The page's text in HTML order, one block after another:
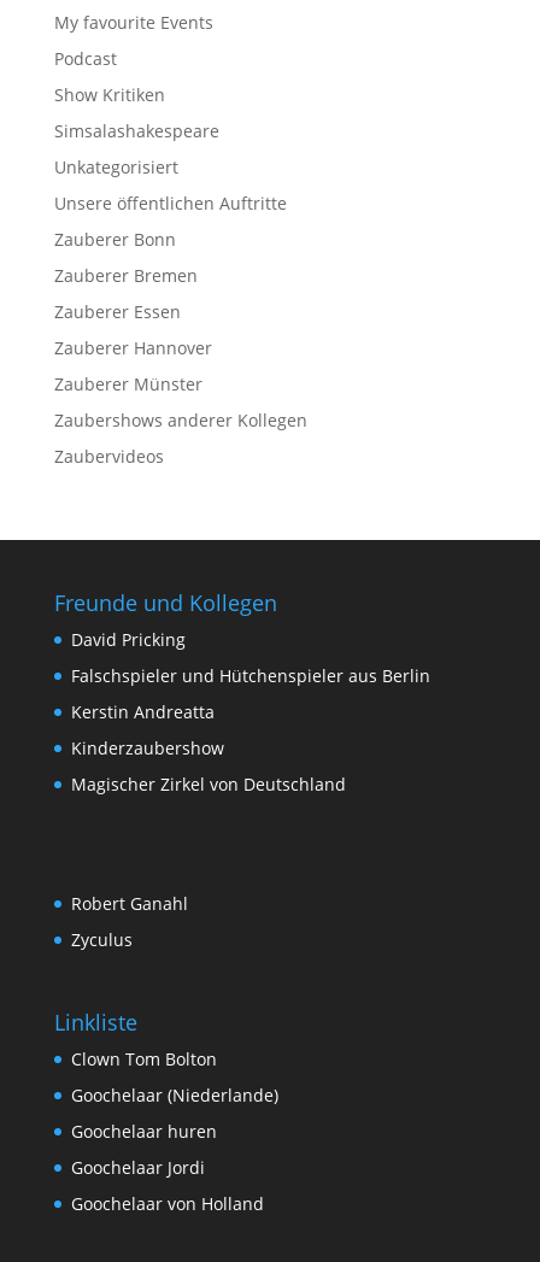
My favourite Events
Podcast
Show Kritiken
Simsalashakespeare
Unkategorisiert
Unsere öffentlichen Auftritte
Zauberer Bonn
Zauberer Bremen
Zauberer Essen
Zauberer Hannover
Zauberer Münster
Zaubershows anderer Kollegen
Zaubervideos
Freunde und Kollegen
David Pricking
Falschspieler und Hütchenspieler aus Berlin
Kerstin Andreatta
Kinderzaubershow
Magischer Zirkel von Deutschland
Robert Ganahl
Zyculus
Linkliste
Clown Tom Bolton
Goochelaar (Niederlande)
Goochelaar huren
Goochelaar Jordi
Goochelaar von Holland